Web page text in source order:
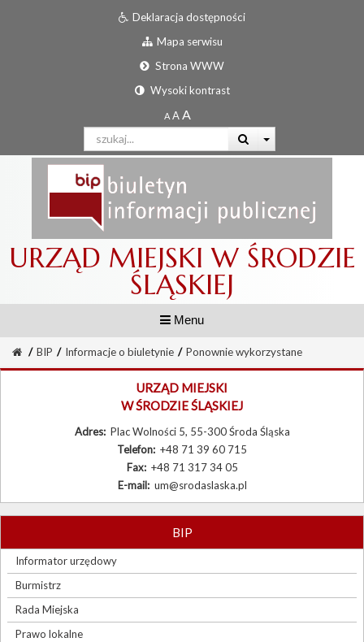
Deklaracja dostępności
Mapa serwisu
Strona WWW
Wysoki kontrast
URZĄD MIEJSKI W ŚRODZIE
ŚLĄSKIEJ
Menu
Informator urzędowy
Procedury urzędowe
Wybory
Sygnaliści
/ BIP / Informacje o biuletynie / Ponownie wykorzystane
URZĄD MIEJSKI
W ŚRODZIE ŚLĄSKIEJ
Adres: Plac Wolności 5, 55-300 Środa Śląska
Telefon: +48 71 39 60 715
Fax: +48 71 317 34 05
E-mail: um@srodaslaska.pl
BIP
Informator urzędowy
Burmistrz
Rada Miejska
Prawo lokalne